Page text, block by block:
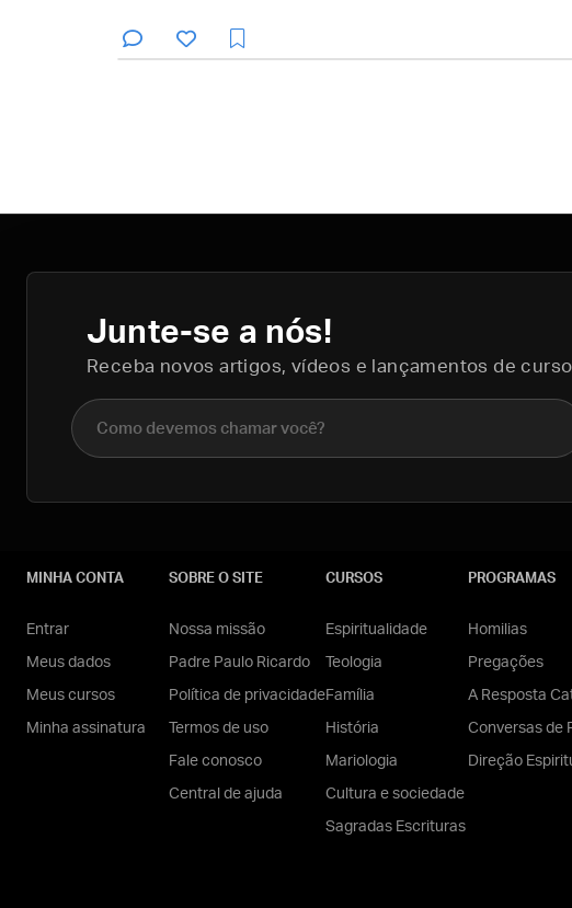
Junte-se a nós!
Receba novos artigos, vídeos e lançamentos de
Nome completo
MINHA CONTA
Entrar
Meus dados
Meus cursos
Minha assinatura
SOBRE O SITE
Nossa missão
Padre Paulo Ricardo
Política de privacidade
Termos de uso
Fale conosco
Central de ajuda
CURSOS
Espiritualidade
Teologia
Família
História
Mariologia
Cultura e sociedade
Sagradas Escrituras
PROGRAMAS
Homilias
Pregações
A Resposta
Conversas de
Direção